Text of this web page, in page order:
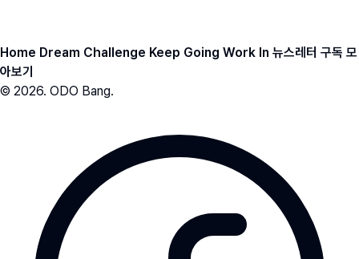
Home Dream Challenge Keep Going Work In 뉴스레터 구독 모
아보기
© 2026. ODO Bang.